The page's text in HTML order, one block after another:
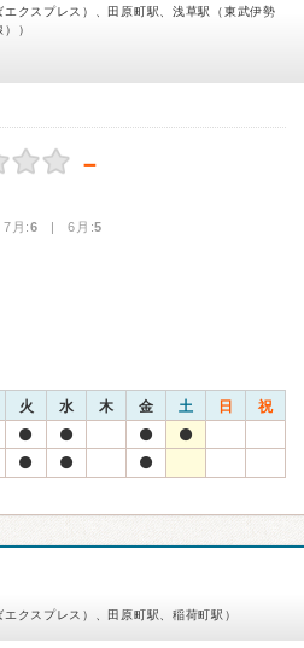
クスプレス）、田原町駅、浅草駅（東武伊勢
）
－
月:6 | 6月:5
火 水 木 金 土 日 祝
クスプレス）、田原町駅、稲荷町駅）